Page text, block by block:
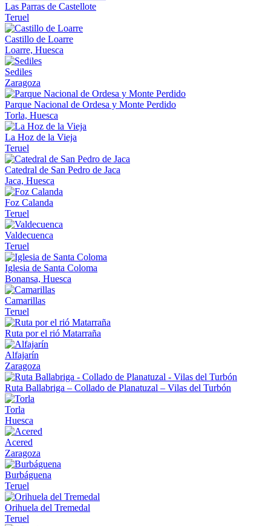
Las Parras de Castellote
Teruel
Castillo de Loarre
Loarre, Huesca
Sediles
Zaragoza
Parque Nacional de Ordesa y Monte Perdido
Torla, Huesca
La Hoz de la Vieja
Teruel
Catedral de San Pedro de Jaca
Jaca, Huesca
Foz Calanda
Teruel
Valdecuenca
Teruel
Iglesia de Santa Coloma
Bonansa, Huesca
Camarillas
Teruel
Ruta por el rió Matarraña
Alfajarín
Zaragoza
Ruta Ballabriga – Collado de Planatuzal – Vilas del Turbón
Torla
Huesca
Acered
Zaragoza
Burbáguena
Teruel
Orihuela del Tremedal
Teruel